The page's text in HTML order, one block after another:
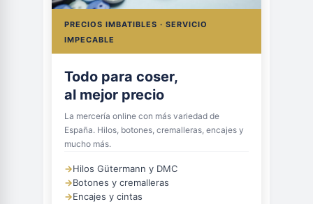
PRECIOS IMBATIBLES · SERVICIO
IMPECABLE
Todo para coser,
al mejor precio
La mercería online con más variedad de
España. Hilos, botones, cremalleras, encajes y
mucho más.
→Hilos Gütermann y DMC
→Botones y cremalleras
→Encajes y cintas